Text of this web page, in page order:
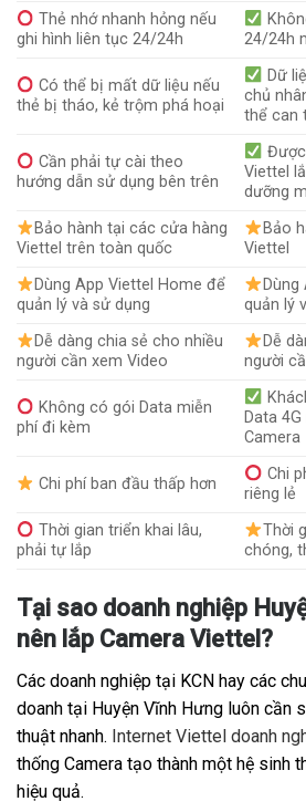
Thẻ nhớ nhanh hỏng nếu
ghi hình liên tục 24/24h
24/24h
Có thể bị mất dữ liệu nếu
thẻ bị tháo, kẻ trộm phá hoại
Dữ
chủ
thể can
Cần phải tự cài theo
hướng dẫn sử dụng bên trên
Viettel
dưỡng
Bảo hành tại các cửa hàng
Viettel trên toàn quốc
Bảo
Viettel
Dùng App Viettel Home để
quản lý và sử dụng
quản lý
Dễ dàng chia sẻ cho nhiều
người cần xem Video
Dễ
người
Không có gói Data miễn
phí đi kèm
Data
Camera
Chi phí ban đầu thấp hơn
Chi
riêng lẻ
Thời gian triển khai lâu,
phải tự lắp
Thời
chóng,
Tại sao doanh nghiệp
nên lắp Camera Viettel?
Các doanh nghiệp tại KCN hay các
doanh tại Huyện Vĩnh Hưng luôn cần
thuật nhanh. Internet Viettel doanh
thống Camera tạo thành một hệ sinh
hiệu quả.